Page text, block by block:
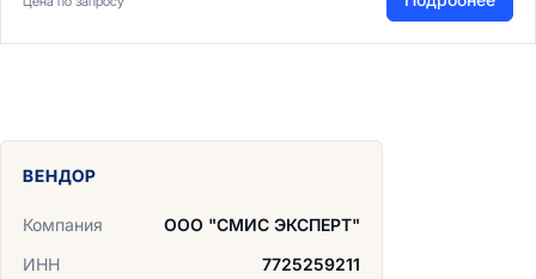
ВЕНДОР
Компания
ООО "СМИС ЭКСПЕРТ"
ИНН
7725259211